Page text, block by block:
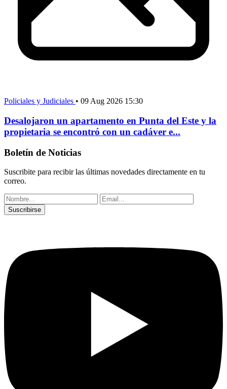
Policiales y Judiciales • 09 Aug 2026 15:30
Desalojaron un apartamento en Punta del Este y la
propietaria se encontró con un cadáver e...
Boletín de Noticias
Suscribite para recibir las últimas novedades directamente en tu
correo.
Suscribirse